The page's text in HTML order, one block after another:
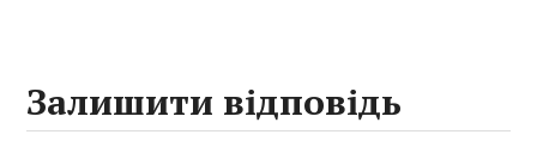
Залишити відповідь